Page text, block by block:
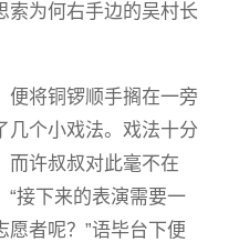
索为何右手边的吴村长
便将铜锣顺手搁在一旁
几个小戏法。戏法十分
而许叔叔对此毫不在
“接下来的表演需要一
者呢？”语毕台下便